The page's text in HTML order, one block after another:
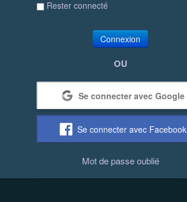
Rester connecté
Connexion
OU
Se connecter avec Google
Se connecter avec Facebook
Mot de passe oublié